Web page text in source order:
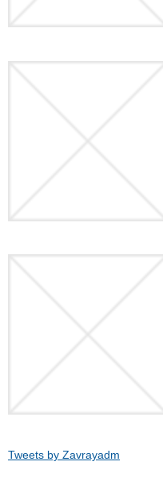
Tweets by Zavrayadm